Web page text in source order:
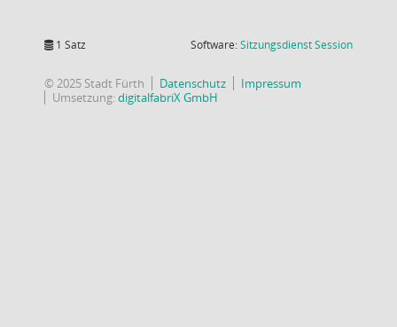
1 Satz Software:SitzungsdienstSession(Wird in
© 2025 Stadt Fürth Datenschutz
Impressum
Umsetzung:digitalfabriX GmbH